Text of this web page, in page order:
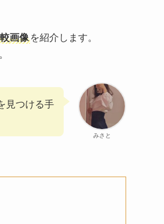
画像 を紹介します。
みさと
見つける手